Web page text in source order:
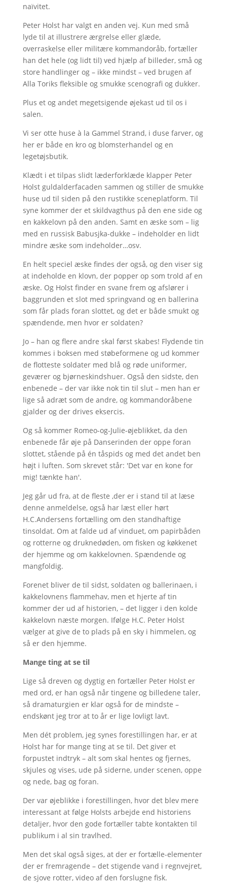
naïvitet.
Peter Holst har valgt en anden vej. Kun med små
lyde til at illustrere ærgrelse eller glæde,
overraskelse eller militære kommandoråb, fortæller
han det hele (og lidt til) ved hjælp af billeder, små og
store handlinger og – ikke mindst – ved brugen af
Alla Toriks fleksible og smukke scenografi og dukker.
Plus et og andet megetsigende øjekast ud til os i
salen.
Vi ser otte huse à la Gammel Strand, i duse farver, og
her er både en kro og blomsterhandel og en
legetøjsbutik.
Klædt i et tilpas slidt læderforklæde klapper Peter
Holst guldalderfacaden sammen og stiller de smukke
huse ud til siden på den rustikke sceneplatform. Til
syne kommer der et skildvagthus på den ene side og
en kakkelovn på den anden. Samt en æske som – lig
med en russisk Babusjka-dukke – indeholder en lidt
mindre æske som indeholder…osv.
En helt speciel æske findes der også, og den viser sig
at indeholde en klovn, der popper op som trold af en
æske. Og Holst finder en svane frem og afslører i
baggrunden et slot med springvand og en ballerina
som får plads foran slottet, og det er både smukt og
spændende, men hvor er soldaten?
Jo – han og flere andre skal først skabes! Flydende tin
kommes i boksen med støbeformene og ud kommer
de flotteste soldater med blå og røde uniformer,
geværer og bjørneskindshuer. Også den sidste, den
enbenede – der var ikke nok tin til slut – men han er
lige så adræt som de andre, og kommandoråbene
gjalder og der drives eksercis.
Og så kommer Romeo-og-Julie-øjeblikket, da den
enbenede får øje på Danserinden der oppe foran
slottet, stående på én tåspids og med det andet ben
højt i luften. Som skrevet står: 'Det var en kone for
mig! tænkte han'.
Jeg går ud fra, at de fleste ,der er i stand til at læse
denne anmeldelse, også har læst eller hørt
H.C.Andersens fortælling om den standhaftige
tinsoldat. Om at falde ud af vinduet, om papirbåden
og rotterne og druknedøden, om fisken og køkkenet
der hjemme og om kakkelovnen. Spændende og
mangfoldig.
Forenet bliver de til sidst, soldaten og ballerinaen, i
kakkelovnens flammehav, men et hjerte af tin
kommer der ud af historien, – det ligger i den kolde
kakkelovn næste morgen. Ifølge H.C. Peter Holst
vælger at give de to plads på en sky i himmelen, og
så er den hjemme.
Mange ting at se til
Lige så dreven og dygtig en fortæller Peter Holst er
med ord, er han også når tingene og billedene taler,
så dramaturgien er klar også for de mindste –
endskønt jeg tror at to år er lige lovligt lavt.
Men dét problem, jeg synes forestillingen har, er at
Holst har for mange ting at se til. Det giver et
forpustet indtryk – alt som skal hentes og fjernes,
skjules og vises, ude på siderne, under scenen, oppe
og nede, bag og foran.
Der var øjeblikke i forestillingen, hvor det blev mere
interessant at følge Holsts arbejde end historiens
detaljer, hvor den gode fortæller tabte kontakten til
publikum i al sin travlhed.
Men det skal også siges, at der er fortælle-elementer
der er fremragende – det stigende vand i regnvejret,
de sjove rotter, video af den forslugne fisk.